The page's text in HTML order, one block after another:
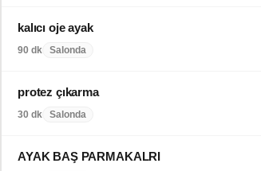
kalıcı oje ayak
90 dk Salonda
protez çıkarma
30 dk Salonda
AYAK BAŞ PARMAKALRI